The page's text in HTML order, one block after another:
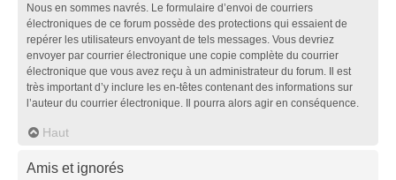
Nous en sommes navrés. Le formulaire d’envoi de courriers
électroniques de ce forum possède des protections qui essaient de
repérer les utilisateurs envoyant de tels messages. Vous devriez
envoyer par courrier électronique une copie complète du courrier
électronique que vous avez reçu à un administrateur du forum. Il est
très important d’y inclure les en-têtes contenant des informations sur
l’auteur du courrier électronique. Il pourra alors agir en conséquence.
Haut
Amis et ignorés